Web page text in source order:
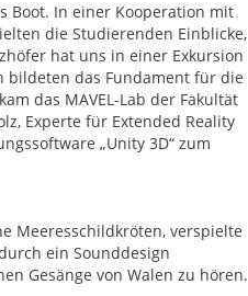
Boot. In einer Kooperation mit
die Studierenden Einblicke,
hat uns in einer Exkursion
bildeten das Fundament für die
das MAVEL-Lab der Fakultät
Experte für Extended Reality
„Unity 3D“ zum
Meeresschildkröten, verspielte
ein Sounddesign
Gesänge von Walen zu hören.